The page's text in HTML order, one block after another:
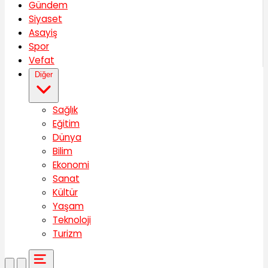
Gündem
Siyaset
Asayiş
Spor
Vefat
Diğer
Sağlık
Eğitim
Dünya
Bilim
Ekonomi
Sanat
Kültür
Yaşam
Teknoloji
Turizm